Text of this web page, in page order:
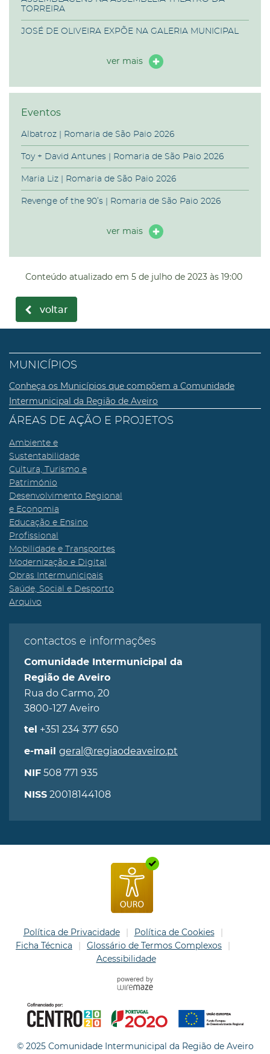
TORREIRA
JOSÉ DE OLIVEIRA EXPÕE NA GALERIA MUNICIPAL
ver mais
Eventos
Albatroz | Romaria de São Paio 2026
Toy + David Antunes | Romaria de São Paio 2026
Maria Liz | Romaria de São Paio 2026
Revenge of the 90’s | Romaria de São Paio 2026
ver mais
Conteúdo atualizado em 5 de julho de 2023 às 19:00
voltar
MUNICÍPIOS
Conheça os Municípios que compõem a Comunidade
Intermunicipal da Região de Aveiro
ÁREAS DE AÇÃO E PROJETOS
Ambiente e
Sustentabilidade
Cultura, Turismo e
Património
Desenvolvimento Regional
e Economia
Educação e Ensino
Profissional
Mobilidade e Transportes
Modernização e Digital
Obras Intermunicipais
Saúde, Social e Desporto
Arquivo
contactos e informações
Comunidade Intermunicipal da
Região de Aveiro
Rua do Carmo, 20
3800-127 Aveiro
tel +351 234 377 650
e-mail geral@regiaodeaveiro.pt
NIF 508 771 935
NISS 20018144108
Política de Privacidade
Política de Cookies
Ficha Técnica
Glossário de Termos Complexos
Acessibilidade
© 2025 Comunidade Intermunicipal da Região de Aveiro